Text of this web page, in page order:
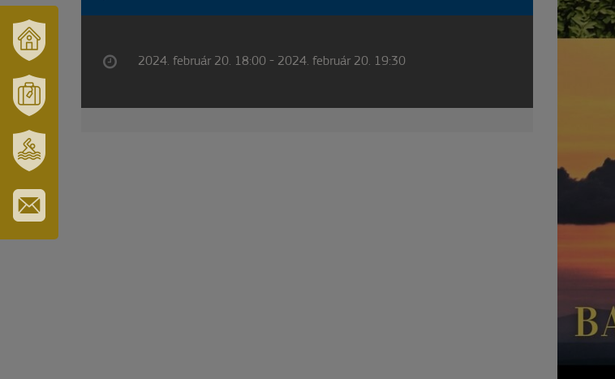
ÉS
TÉRSÉGÜNK
TURISZTIKA
ERZSÉBET
GYÓGYFÜRDŐ
IRATKOZZON
2024. február 20. 18:00 - 2024. február 20. 19:30